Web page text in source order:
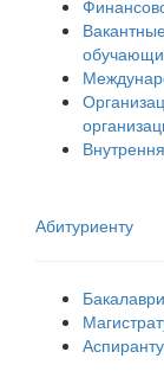
Абитуриенту